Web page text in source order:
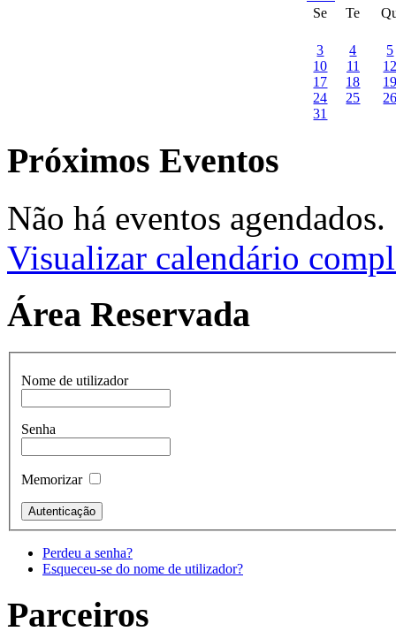
Se Te
3 4
5
10
11
17
18
24
25
31
Próximos Eventos
Não há eventos agendados.
Visualizar calendário
Área Reservada
Nome de utilizador
Senha
Memorizar
Perdeu a senha?
Esqueceu-se do nome de utilizador?
Parceiros